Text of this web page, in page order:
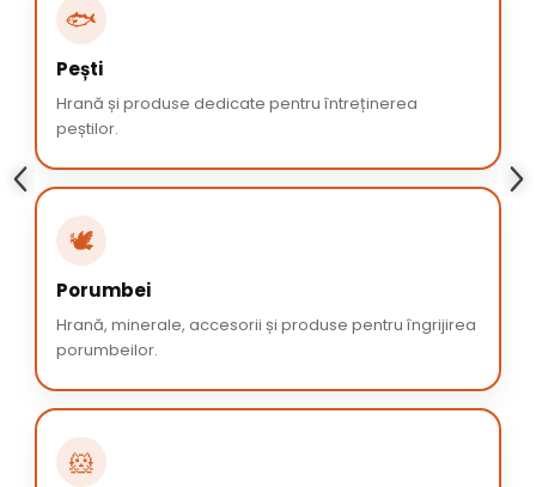
🐟
Pești
Hrană și produse dedicate pentru întreținerea
peștilor.
🕊️
Porumbei
Hrană, minerale, accesorii și produse pentru îngrijirea
porumbeilor.
🐹